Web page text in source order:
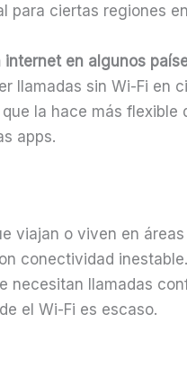
para ciertas regiones en
internet en algunos
llamadas sin Wi-Fi en
la hace más flexible
apps.
viajan o viven en áreas
conectividad inestable.
necesitan llamadas
el Wi-Fi es escaso.